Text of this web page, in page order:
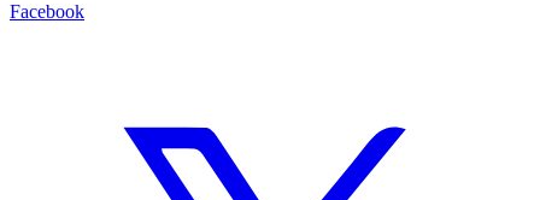
Facebook